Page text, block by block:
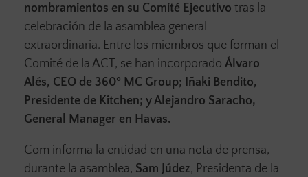
nombramientos en su Comité Ejecutivo tras la
celebración de la asamblea general
extraordinaria. Entre los miembros que forman el
Comité de la ACT, se han incorporado Álvaro
Alés, CEO de 360º MC Group; Iñaki Bendito,
Presidente de Kitchen; y Alejandro Saracho,
General Manager en Havas.
Com informa la entidad en una nota de prensa,
durante la asamblea, Sam Júdez, Presidenta de la